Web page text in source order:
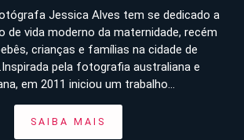
Jessica Alves tem se dedicado a
de vida moderno da maternidade, recém
crianças e famílias na cidade de
pela fotografia australiana e
em 2011 iniciou um trabalho...
SAIBA MAIS